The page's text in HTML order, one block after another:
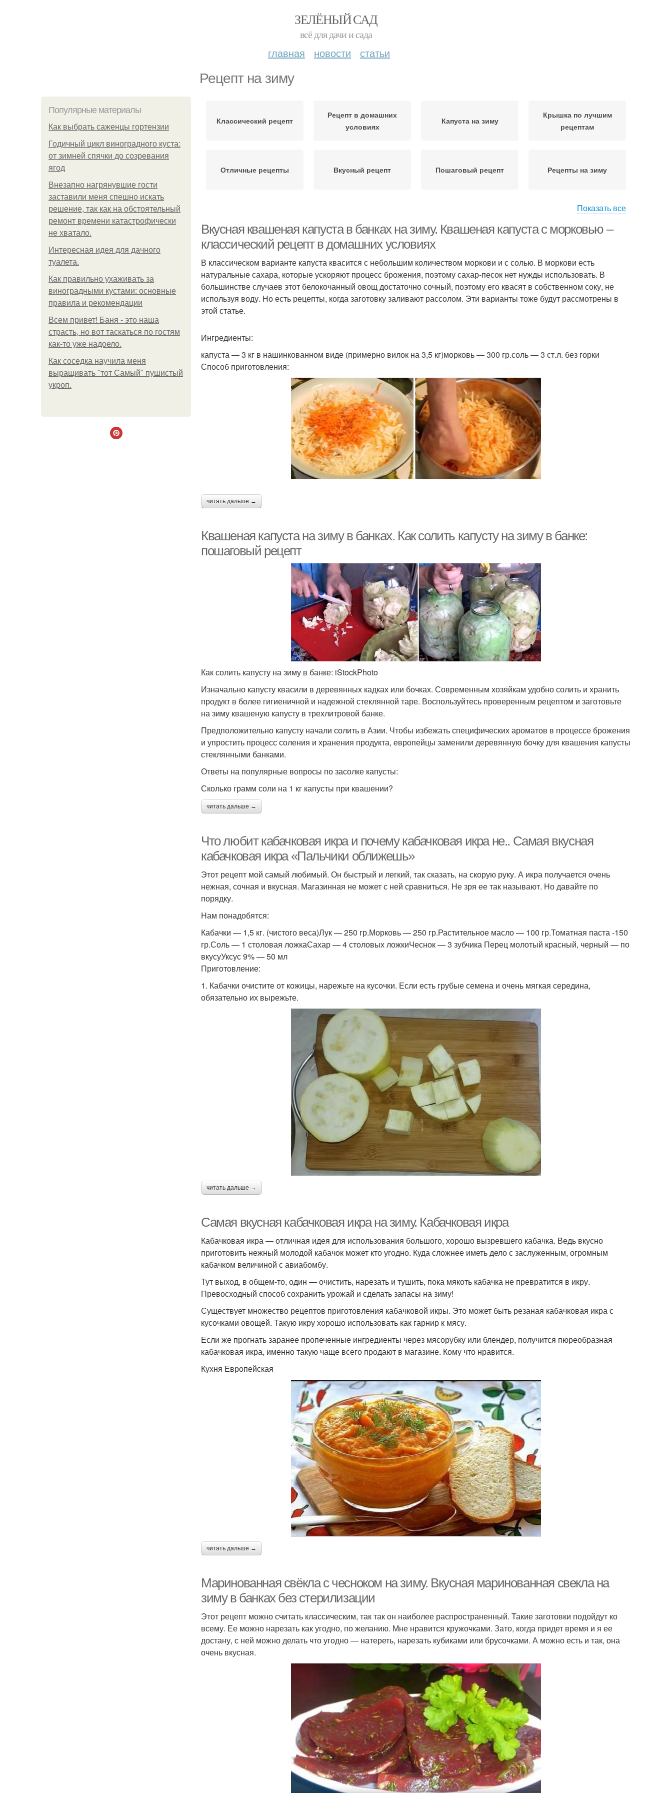
ЗЕЛЁНЫЙ САД
всё для дачи и сада
главная новости статьи
Рецепт на зиму
Популярные материалы
Как выбрать саженцы гортензии
Годичный цикл виноградного куста:
от зимней спячки до созревания
ягод
Внезапно нагрянувшие гости
заставили меня спешно искать
решение, так как на обстоятельный
ремонт времени катастрофически
не хватало.
Интересная идея для дачного
туалета.
Как правильно ухаживать за
виноградными кустами: основные
правила и рекомендации
Всем привет! Баня - это наша
страсть, но вот таскаться по гостям
как-то уже надоело.
Как соседка научила меня
выращивать "тот Самый" пушистый
укроп.
Классический рецепт
Рецепт в домашних
условиях
Капуста на зиму
Крышка по лучшим
рецептам
Отличные рецепты Вкусный рецепт Пошаговый рецепт Рецепты на зиму
Зима в банках Рецепты с фото Свекло на зиму Правильный рецепт
Интересные рецепты
Ратунд на зиму
Рецепт на 3-литровую
Вкуснятина на зиму Перец на зиму
Показать все
Вкусная квашеная капуста в банках на зиму. Квашеная капуста с морковью –
классический рецепт в домашних условиях
В классическом варианте капуста квасится с небольшим количеством моркови и с солью. В моркови есть
натуральные сахара, которые ускоряют процесс брожения, поэтому сахар-песок нет нужды использовать. В
большинстве случаев этот белокочанный овощ достаточно сочный, поэтому его квасят в собственном соку, не
используя воду. Но есть рецепты, когда заготовку заливают рассолом. Эти варианты тоже будут рассмотрены в
этой статье.
Ингредиенты:
капуста — 3 кг в нашинкованном виде (примерно вилок на 3,5 кг)морковь — 300 гр.соль — 3 ст.л. без горки
Способ приготовления:
читать дальше →
Квашеная капуста на зиму в банках. Как солить капусту на зиму в банке:
пошаговый рецепт
Как солить капусту на зиму в банке: iStockPhoto
Изначально капусту квасили в деревянных кадках или бочках. Современным хозяйкам удобно солить и хранить
продукт в более гигиеничной и надежной стеклянной таре. Воспользуйтесь проверенным рецептом и заготовьте
на зиму квашеную капусту в трехлитровой банке.
Предположительно капусту начали солить в Азии. Чтобы избежать специфических ароматов в процессе брожения
и упростить процесс соления и хранения продукта, европейцы заменили деревянную бочку для квашения капусты
стеклянными банками.
Ответы на популярные вопросы по засолке капусты:
Сколько грамм соли на 1 кг капусты при квашении?
читать дальше →
Что любит кабачковая икра и почему кабачковая икра не.. Самая вкусная
кабачковая икра «Пальчики оближешь»
Этот рецепт мой самый любимый. Он быстрый и легкий, так сказать, на скорую руку. А икра получается очень
нежная, сочная и вкусная. Магазинная не может с ней сравниться. Не зря ее так называют. Но давайте по
порядку.
Нам понадобятся:
Кабачки — 1,5 кг. (чистого веса)Лук — 250 гр.Морковь — 250 гр.Растительное масло — 100 гр.Томатная паста -150
гр.Соль — 1 столовая ложкаСахар — 4 столовых ложкиЧеснок — 3 зубчика Перец молотый красный, черный — по
вкусуУксус 9% — 50 мл
Приготовление:
1. Кабачки очистите от кожицы, нарежьте на кусочки. Если есть грубые семена и очень мягкая середина,
обязательно их вырежьте.
читать дальше →
Самая вкусная кабачковая икра на зиму. Кабачковая икра
Кабачковая икра — отличная идея для использования большого, хорошо вызревшего кабачка. Ведь вкусно
приготовить нежный молодой кабачок может кто угодно. Куда сложнее иметь дело с заслуженным, огромным
кабачком величиной с авиабомбу.
Тут выход, в общем-то, один — очистить, нарезать и тушить, пока мякоть кабачка не превратится в икру.
Превосходный способ сохранить урожай и сделать запасы на зиму!
Существует множество рецептов приготовления кабачковой икры. Это может быть резаная кабачковая икра с
кусочками овощей. Такую икру хорошо использовать как гарнир к мясу.
Если же прогнать заранее пропеченные ингредиенты через мясорубку или блендер, получится пюреобразная
кабачковая икра, именно такую чаще всего продают в магазине. Кому что нравится.
Кухня Европейская
читать дальше →
Маринованная свёкла с чесноком на зиму. Вкусная маринованная свекла на
зиму в банках без стерилизации
Этот рецепт можно считать классическим, так так он наиболее распространенный. Такие заготовки подойдут ко
всему. Ее можно нарезать как угодно, по желанию. Мне нравится кружочками. Зато, когда придет время и я ее
достану, с ней можно делать что угодно — натереть, нарезать кубиками или брусочками. А можно есть и так, она
очень вкусная.